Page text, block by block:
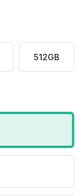
512GB